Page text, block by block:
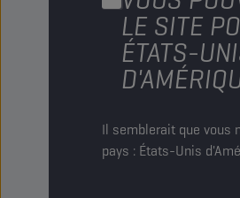
LE SITE
ÉTATS-
Il semblerait que vous
pays : États-Unis